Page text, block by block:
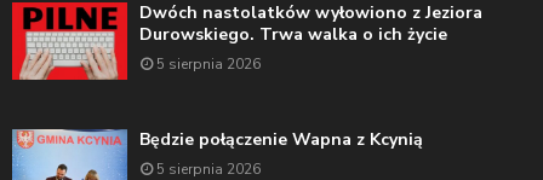
Dwóch nastolatków wyłowiono z Jeziora
Durowskiego. Trwa walka o ich życie
5 sierpnia 2026
Będzie połączenie Wapna z Kcynią
5 sierpnia 2026